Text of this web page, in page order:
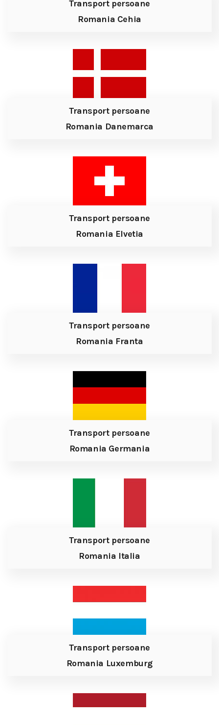
Transport persoane
Romania Cehia
Transport persoane
Romania Danemarca
Transport persoane
Romania Elvetia
Transport persoane
Romania Franta
Transport persoane
Romania Germania
Transport persoane
Romania Italia
Transport persoane
Romania Luxemburg